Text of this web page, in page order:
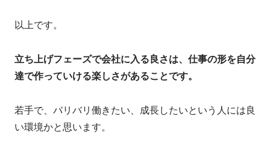
以上です。
立ち上げフェーズで会社に入る良さは、仕事の形を自分
達で作っていける楽しさがあることです。
若手で、バリバリ働きたい、成長したいという人には良
い環境かと思います。